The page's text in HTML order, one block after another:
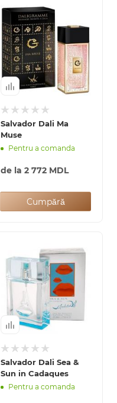
Salvador Dali Ma
Muse
Pentru a comanda
de la 2 772 MDL
Cumpără
Salvador Dali Sea &
Sun in Cadaques
Pentru a comanda